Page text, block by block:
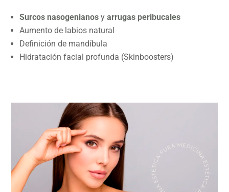
Surcos nasogenianos yarrugas peribucales
Aumento de labios natural
Definición de mandíbula
Hidratación facial profunda (Skinboosters)